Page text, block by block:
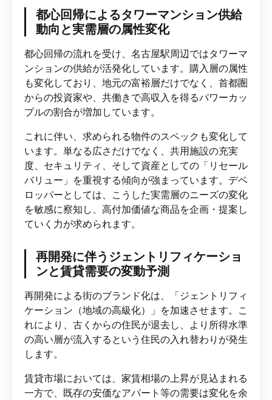
都心回帰によるタワーマンション供給
動向と実需層の属性変化
都心回帰の流れを受け、名古屋駅周辺ではタワーマ
ンションの供給が活発化しています。購入層の属性
も変化しており、地元の富裕層だけでなく、首都圏
からの投資家や、共働きで高収入を得るパワーカッ
プルの割合が増加しています。
これに伴い、求められる物件のスペックも変化して
います。単なる広さだけでなく、共用施設の充実
度、セキュリティ、そして資産としての「リセール
バリュー」を重視する傾向が強まっています。デベ
ロッパーとしては、こうした実需層のニーズの変化
を敏感に察知し、高付加価値な商品を企画・提案し
ていく力が求められます。
再開発に伴うジェントリフィケーショ
ンと賃貸需要の変動予測
再開発による街のブランド化は、「ジェントリフィ
ケーション（地域の高級化）」を加速させます。こ
れにより、古くからの住民が退去し、より所得水準
の高い層が流入するという住民の入れ替わりが発生
します。
賃貸市場においては、家賃相場の上昇が見込まれる
一方で、既存の安価なアパート等の需要は変化を余